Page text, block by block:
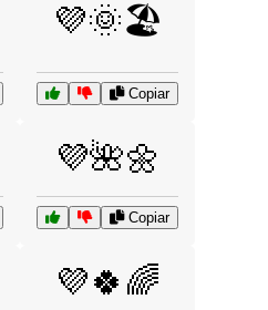
💜🌞🏖️
Copiar
💜🌺🌼
Copiar
💜🍀🌈